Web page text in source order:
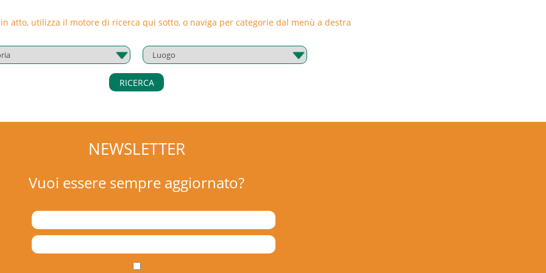
Fornire soluzioni organizzative alle imprese;
al fine di illustrare le caratteristiche di base
i problemi, utilizzare fonti pertinenti nel
conclusioni ragionate, scegliere tra le
Il network negli studi di
Natura, funzioni e ruolo dei vari strumenti di
migliore; L’ambiente di riferimento;
La microstruttura del lavoro; Le forme
organizzativa: il gruppo; Le caratteristiche
atto, utilizza il motore di ricerca qui sotto, o naviga per categorie dal menù a destra
RICERCA
NEWSLETTER
Vuoi essere sempre aggiornato?